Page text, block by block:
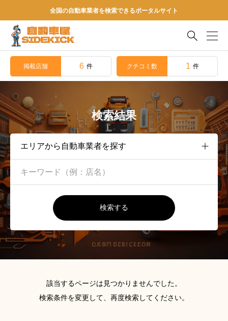
全国の自動車業者を検索できるポータルサイト

掲載店舗 6 件 クチコミ数 1 件
検索結果
検索する
該当するページは見つかりませんでした。
検索条件を変更して、再度検索してください。